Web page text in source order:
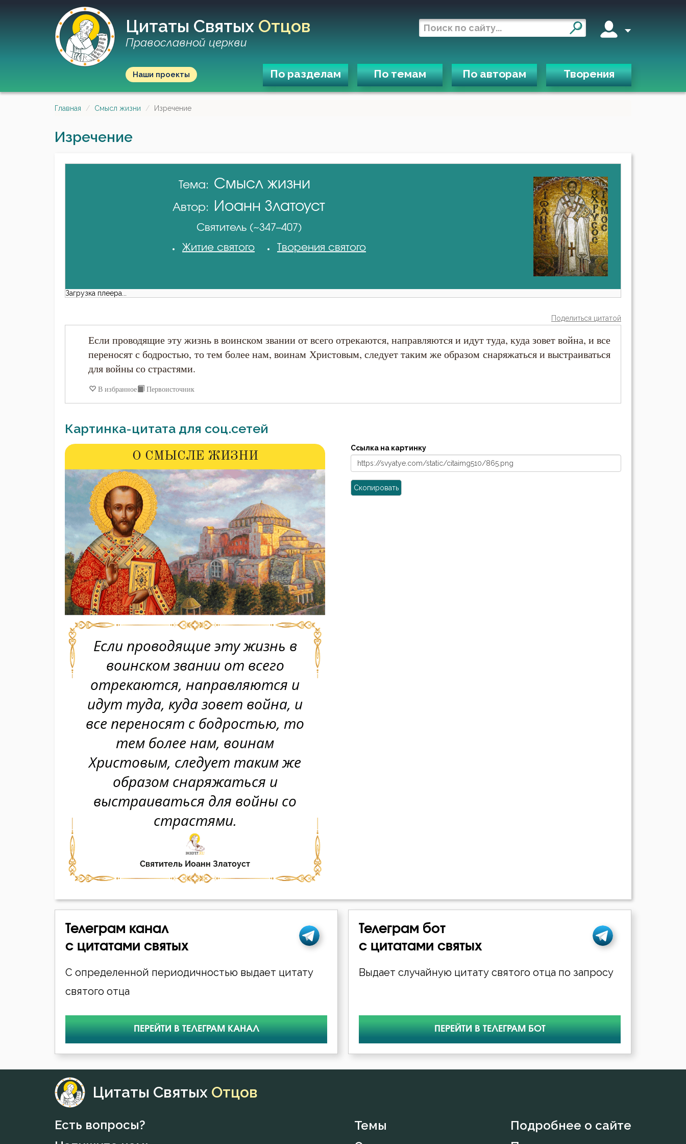
Цитаты Святых Отцов
Православной церкви
Наши проекты По разделам По темам По авторам Творения
Главная Смысл жизни Изречение
Изречение
Тема: Смысл жизни
Автор: Иоанн Златоуст
Святитель (~347–407)
Житие святого
Творения святого
Загрузка плеера...
Поделиться цитатой
Если проводящие эту жизнь в воинском звании от всего отрекаются, направляются и идут туда, куда зовет война, и все
переносят с бодростью, то тем более нам, воинам Христовым, следует таким же образом снаряжаться и выстраиваться
для войны со страстями.
В избранное Первоисточник
Картинка-цитата для соц.сетей
Ссылка на картинку
Скопировать
Телеграм канал
с цитатами святых
С определенной периодичностью выдает цитату
святого отца
ПЕРЕЙТИ В ТЕЛЕГРАМ КАНАЛ
Телеграм бот
с цитатами святых
Выдает случайную цитату святого отца по запросу
ПЕРЕЙТИ В ТЕЛЕГРАМ БОТ
Цитаты Святых Отцов
Есть вопросы?
Темы
Подробнее о сайте